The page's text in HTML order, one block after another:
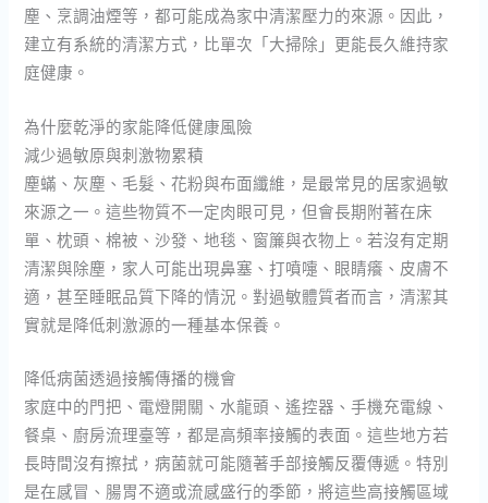
塵、烹調油煙等，都可能成為家中清潔壓力的來源。因此，
建立有系統的清潔方式，比單次「大掃除」更能長久維持家
庭健康。
為什麼乾淨的家能降低健康風險
減少過敏原與刺激物累積
塵蟎、灰塵、毛髮、花粉與布面纖維，是最常見的居家過敏
來源之一。這些物質不一定肉眼可見，但會長期附著在床
單、枕頭、棉被、沙發、地毯、窗簾與衣物上。若沒有定期
清潔與除塵，家人可能出現鼻塞、打噴嚏、眼睛癢、皮膚不
適，甚至睡眠品質下降的情況。對過敏體質者而言，清潔其
實就是降低刺激源的一種基本保養。
降低病菌透過接觸傳播的機會
家庭中的門把、電燈開關、水龍頭、遙控器、手機充電線、
餐桌、廚房流理臺等，都是高頻率接觸的表面。這些地方若
長時間沒有擦拭，病菌就可能隨著手部接觸反覆傳遞。特別
是在感冒、腸胃不適或流感盛行的季節，將這些高接觸區域